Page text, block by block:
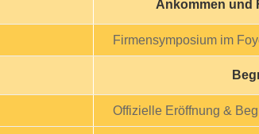
Ankommen und
Firmensymposium im
Offizielle Eröffnung &